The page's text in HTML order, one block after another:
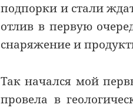
подпорки и стали
отлив в первую
снаряжение и
Так начался мой
провела в